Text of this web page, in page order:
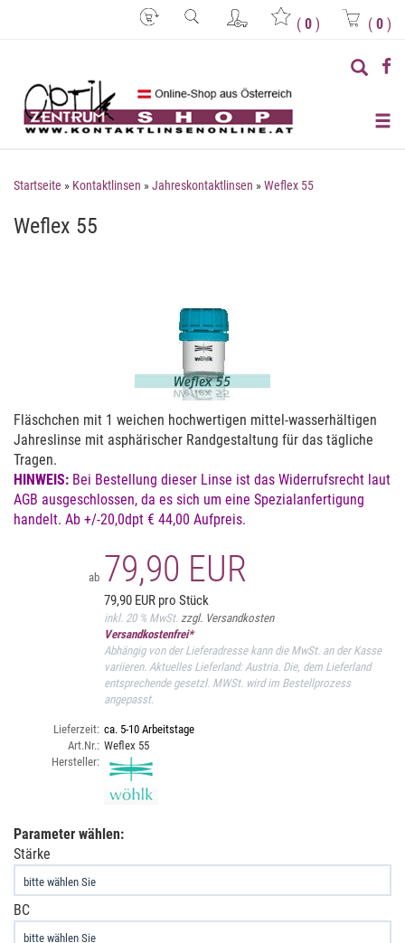
( 0 ) ( 0 )
Startseite » Kontaktlinsen »Jahreskontaktlinsen »Weflex 55
Weflex 55
Fläschchen mit 1 weichen hochwertigen mittel-wasserhältigen
Jahreslinse mit asphärischer Randgestaltung für das tägliche
Tragen.
HINWEIS: Bei Bestellung dieser Linse ist das Widerrufsrecht laut
AGB ausgeschlossen, da es sich um eine Spezialanfertigung
handelt. Ab +/-20,0dpt € 44,00 Aufpreis.
ab 79,90 EUR
79,90 EUR pro Stück
inkl. 20 % MwSt. zzgl. Versandkosten
Versandkostenfrei*
Abhängig von der Lieferadresse kann die MwSt. an der Kasse
variieren. Aktuelles Lieferland: Austria. Die, dem Lieferland
entsprechende gesetzl. MWSt. wird im Bestellprozess
angepasst.
Lieferzeit: ca. 5-10 Arbeitstage
Art.Nr.: Weflex 55
Hersteller:
Parameter wählen:
Stärke
BC